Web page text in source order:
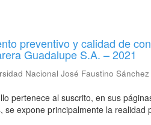
preventivo y calidad de
Guadalupe S.A. – 2021
Nacional José Faustino
pertenece al suscrito, en sus
expone principalmente la realidad